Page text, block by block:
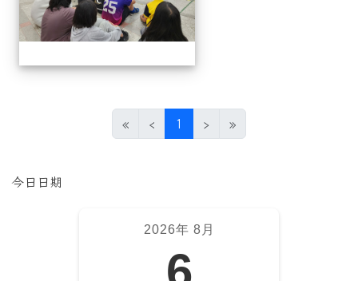
« ‹ 1 (目前頁次)
› »
左邊區域內容
今日日期
2026年 8月